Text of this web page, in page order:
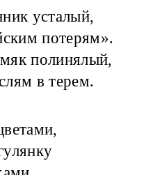
усталый,
потерям».
полинялый,
в терем.